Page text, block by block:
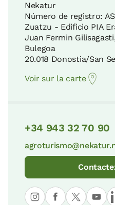
Nekatur
Número de registro:
Zuatzu - Edificio PIA
Juan Fermin
Bulegoa
20.018 Donostia/San
Voir sur la carte
+34 943 32 70 90